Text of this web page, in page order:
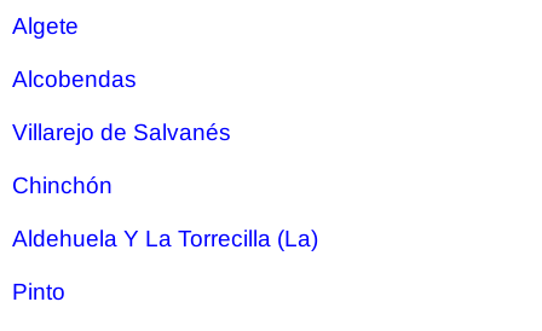
Algete
Alcobendas
Villarejo de Salvanés
Chinchón
Aldehuela Y La Torrecilla (La)
Pinto